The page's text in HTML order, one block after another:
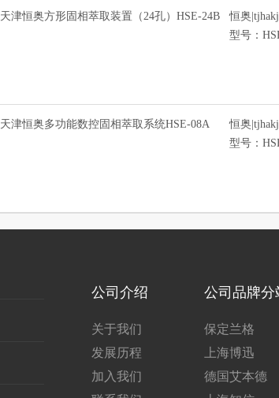
天津恒奥方形固相萃取装置（24孔）HSE-24B
恒奥|tjhakj
型号：
天津恒奥多功能数控固相萃取系统HSE-08A
恒奥|tjhakj
型号：
公司介绍
关于我们
发展历程
加入我们
公司品牌分
保定兰格
上海博迅
德国艾本德